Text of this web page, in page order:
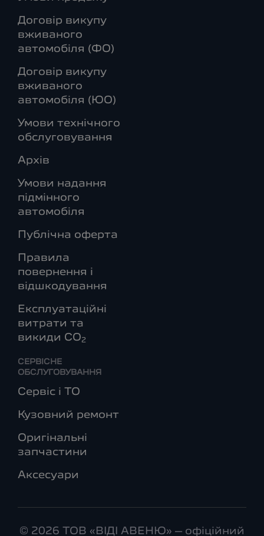
Договір викупу
вживаного
автомобіля (ФО)
Договір викупу
вживаного
автомобіля (ЮО)
Умови технічного
обслуговування
Архів
Умови надання
підмінного
автомобіля
Публічна оферта
Правила
повернення і
відшкодування
Експлуатаційні
витрати та
викиди СО2
СЕРВІСНЕ
ОБСЛУГОВУВАННЯ
Сервіс і ТО
Кузовний ремонт
Оригінальні
запчастини
Аксесуари
© 2026 ТОВ «ВІДІ АВЕНЮ» – офіційний